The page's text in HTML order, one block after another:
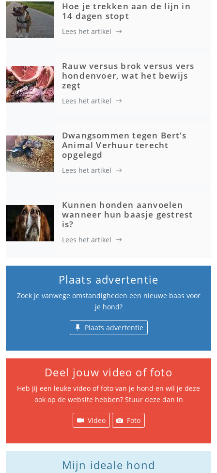
Hoe je trekken aan de lijn in
14 dagen stopt
Lees het artikel
Rauw versus brok versus vers
hondenvoer, wat het bewijs
zegt
Lees het artikel
Dwangsommen tegen Bert’s
Animal Verhuur terecht
opgelegd
Lees het artikel
Kunnen honden aanvoelen
wanneer hun baasje gestrest
is?
Lees het artikel
Plaats advertentie
Zoek je vanwege omstandigheden een nieuwe baas voor
je hond?
Plaats advertentie
Deel jouw video of foto
Heb jij een leuke video of foto van je hond en wil je deze
ook op de website hebben? Stuur deze dan in
Video Foto
Mijn ideale hond